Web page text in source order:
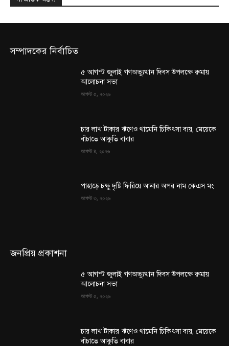
সম্পাদকের নির্বাচিত
৫ আগস্ট জুলাই গণঅভ্যুত্থান দিবস উপলক্ষে রুমায়
আলোচনা সভা
আগস্ট ৫, ২০২৬
চার লাখ টাকার ঋণেও থামেনি চিকিৎসা ব্যয়, মেয়েকে
বাঁচাতে আকুতি বাবার
আগস্ট ৪, ২০২৬
পাহাড়ে চক্ষু দৃষ্টি ফিরিয়ে আনার অপর নাম কেএস মং
আগস্ট ৩, ২০২৬
জনপ্রিয় প্রকাশনা
৫ আগস্ট জুলাই গণঅভ্যুত্থান দিবস উপলক্ষে রুমায়
আলোচনা সভা
আগস্ট ৫, ২০২৬
চার লাখ টাকার ঋণেও থামেনি চিকিৎসা ব্যয়, মেয়েকে
বাঁচাতে আকুতি বাবার